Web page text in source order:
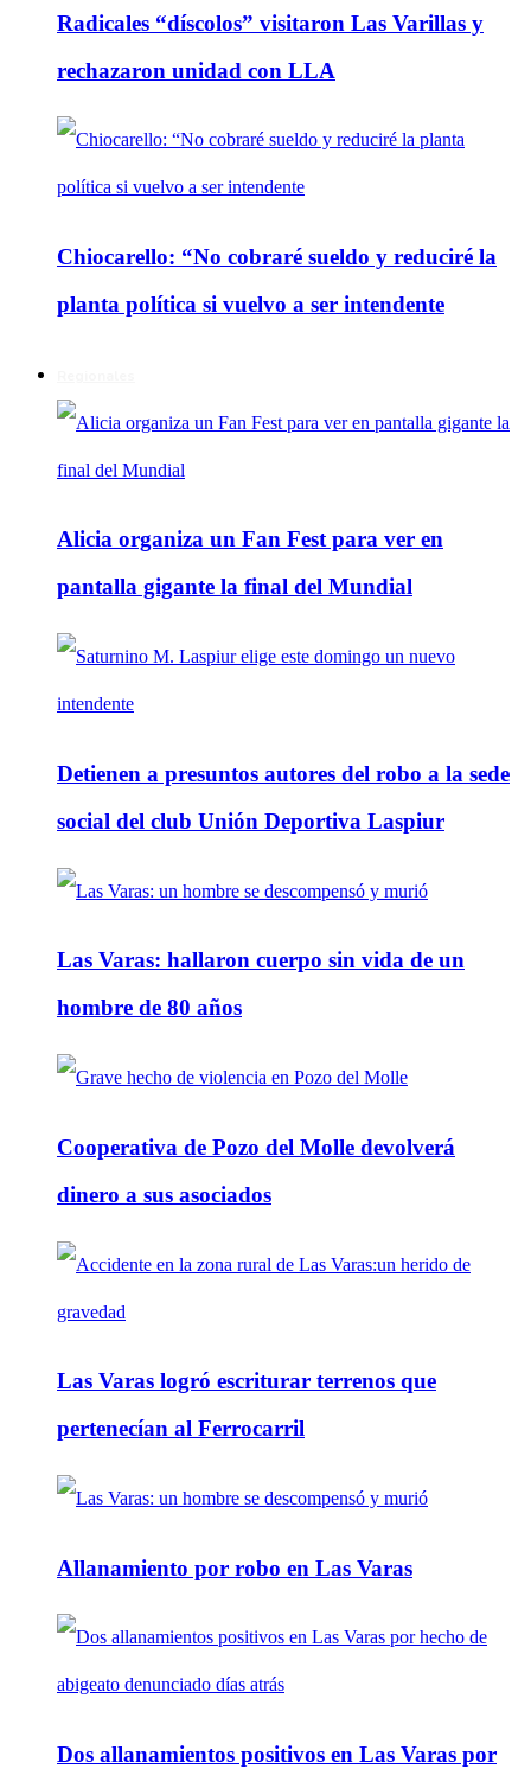
Radicales “díscolos” visitaron Las Varillas y
rechazaron unidad con LLA
Chiocarello: “No cobraré sueldo y reduciré la
planta política si vuelvo a ser intendente
Alicia organiza un Fan Fest para ver en
pantalla gigante la final del Mundial
Detienen a presuntos autores del robo a la sede
social del club Unión Deportiva Laspiur
Las Varas: hallaron cuerpo sin vida de un
hombre de 80 años
Cooperativa de Pozo del Molle devolverá
dinero a sus asociados
Las Varas logró escriturar terrenos que
pertenecían al Ferrocarril
Allanamiento por robo en Las Varas
Dos allanamientos positivos en Las Varas por